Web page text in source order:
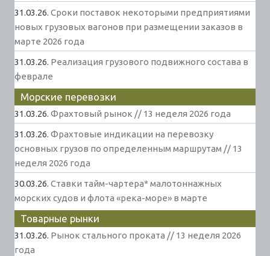
31.03.26. Сроки поставок некоторыми предприятиями
новых грузовых вагонов при размещении заказов в
марте 2026 года
31.03.26. Реализация грузового подвижного состава в
феврале
Морские перевозки
31.03.26. Фрахтовый рынок // 13 неделя 2026 года
31.03.26. Фрахтовые индикации на перевозку
основных грузов по определенным маршрутам // 13
неделя 2026 года
30.03.26. Ставки тайм-чартера* малотоннажных
морских судов и флота «река-море» в марте
Товарные рынки
31.03.26. Рынок стального проката // 13 неделя 2026
года